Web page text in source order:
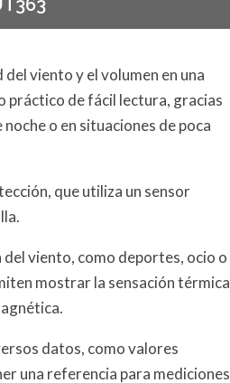
viento y el volumen en una
práctico de fácil lectura, gracias
o en situaciones de poca
que utiliza un sensor
del viento, como deportes, ocio o
mostrar la sensación térmica
datos, como valores
una referencia para mediciones